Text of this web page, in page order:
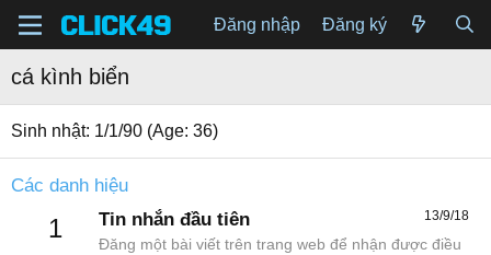
Đăng nhập Đăng ký
cá kình biển
Sinh nhật 1/1/90 (Age: 36)
Các danh hiệu
1 13/9/18
Tin nhắn đầu tiên
Đăng một bài viết trên trang web để nhận được điều